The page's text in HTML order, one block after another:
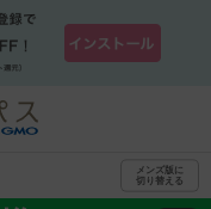
クリニック予約
メンズ版に
切り替える